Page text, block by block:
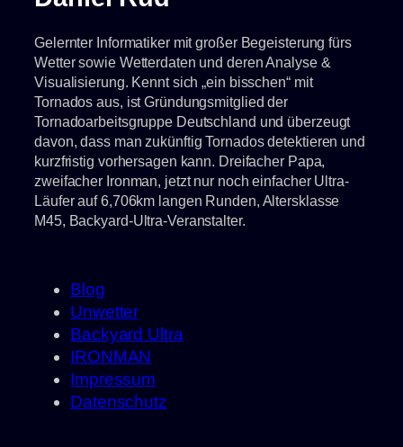
Gelernter Informatiker mit großer Begeisterung fürs
Wetter sowie Wetterdaten und deren Analyse &
Visualisierung. Kennt sich „ein bisschen“ mit
Tornados aus, ist Gründungsmitglied der
Tornadoarbeitsgruppe Deutschland und überzeugt
davon, dass man zukünftig Tornados detektieren und
kurzfristig vorhersagen kann. Dreifacher Papa,
zweifacher Ironman, jetzt nur noch einfacher Ultra-
Läufer auf 6,706km langen Runden, Altersklasse
M45, Backyard-Ultra-Veranstalter.
Blog
Unwetter
Backyard Ultra
IRONMAN
Impressum
Datenschutz